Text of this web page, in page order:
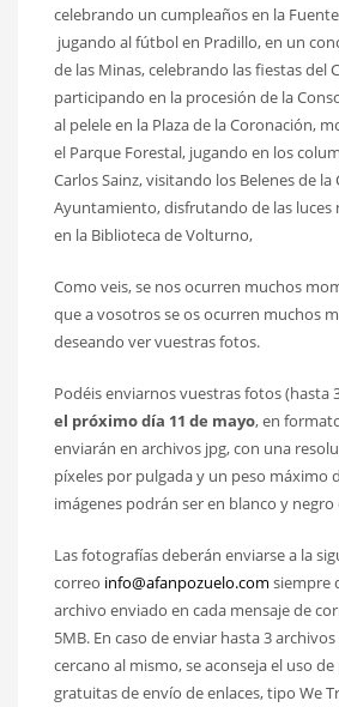
celebrando un cumpleaños en la
jugando al fútbol en Pradillo, en un
de las Minas, celebrando las fiestas del
participando en la procesión de la
al pelele en la Plaza de la Coronación,
el Parque Forestal, jugando en los
Carlos Sainz, visitando los Belenes de
Ayuntamiento, disfrutando de las luces
en la Biblioteca de Volturno,
Como veis, se nos ocurren muchos
que a vosotros se os ocurren muchos
deseando ver vuestras fotos.
Podéis enviarnos vuestras fotos (hasta
el próximo día 11 de mayo, en
enviarán en archivos jpg, con una
píxeles por pulgada y un peso máximo
imágenes podrán ser en blanco y negro
Las fotografías deberán enviarse a la
correo info@afanpozuelo.com siempre
archivo enviado en cada mensaje de
5MB. En caso de enviar hasta 3
cercano al mismo, se aconseja el uso
gratuitas de envío de enlaces, tipo We